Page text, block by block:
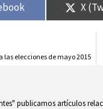
X
elecciones de mayo 2015
publicamos artículos